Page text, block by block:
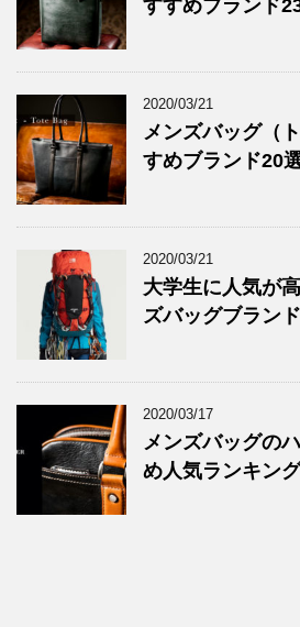
すすめブランド
2020/03/21
メンズバッグ（
すめブランド20
2020/03/21
大学生に人気が
ズバッグブラン
2020/03/17
メンズバッグの
め人気ランキン